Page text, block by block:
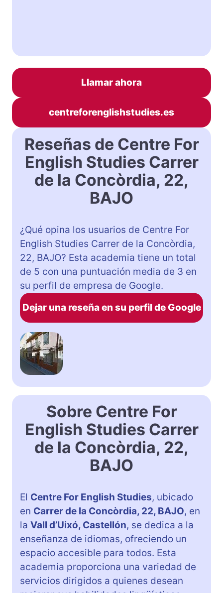
Llamar ahora
centreforenglishstudies.es
Reseñas de Centre For
English Studies Carrer
de la Concòrdia, 22,
BAJO
¿Qué opina los usuarios de Centre For
English Studies Carrer de la Concòrdia,
22, BAJO? Esta academia tiene un total
de 5 con una puntuación media de 3 en
su perfil de empresa de Google.
Dejar una reseña en su perfil de Google
Sobre Centre For
English Studies Carrer
de la Concòrdia, 22,
BAJO
El Centre For English Studies, ubicado
en Carrer de la Concòrdia, 22, BAJO, en
la Vall d’Uixó, Castellón, se dedica a la
enseñanza de idiomas, ofreciendo un
espacio accesible para todos. Esta
academia proporciona una variedad de
servicios dirigidos a quienes desean